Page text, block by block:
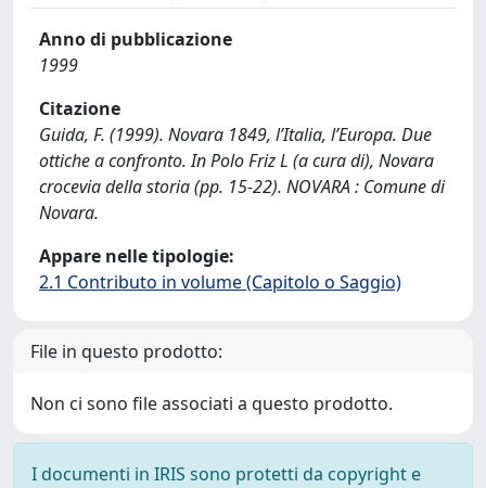
Anno di pubblicazione
1999
Citazione
Guida, F. (1999). Novara 1849, l’Italia, l’Europa. Due
ottiche a confronto. In Polo Friz L (a cura di), Novara
crocevia della storia (pp. 15-22). NOVARA : Comune di
Novara.
Appare nelle tipologie:
2.1 Contributo in volume (Capitolo o Saggio)
File in questo prodotto:
Non ci sono file associati a questo prodotto.
I documenti in IRIS sono protetti da copyright e